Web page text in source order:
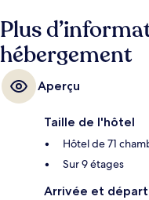
Plus
hébergement
Aperçu
Taille de l'hôtel
Hôtel de 71
Sur 9 étages
Arrivée et départ